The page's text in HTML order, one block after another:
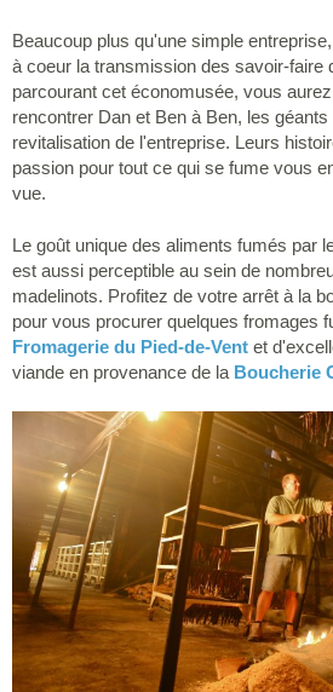
Beaucoup plus qu'une simple
à coeur la transmission des savoir-faire
parcourant cet économusée, vous
rencontrer Dan et Ben à Ben, les géants
revitalisation de l'entreprise. Leurs
passion pour tout ce qui se fume vous
vue.
Le goût unique des aliments fumés par
est aussi perceptible au sein de
madelinots. Profitez de votre arrêt à la
pour vous procurer quelques fromages
Fromagerie du Pied-de-Vent et
viande en provenance de la Boucherie